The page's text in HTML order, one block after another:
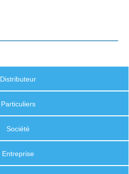
Distributeur
Particuliers
Société
Entreprise